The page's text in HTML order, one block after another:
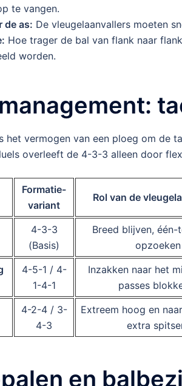
te vangen.
de as: De vleugelaanvallers moeten
Hoe trager de bal van flank naar
worden.
het vermogen van een ploeg om
overleeft de 4-3-3 alleen door
Formatie-
variant
Rol van de
4-3-3
(Basis)
Breed blijven, één-
opzoeken
4-5-1 / 4-
1-4-1
Inzakken naar het
passes
4-2-4 / 3-
4-3
Extreem hoog en
extra
en